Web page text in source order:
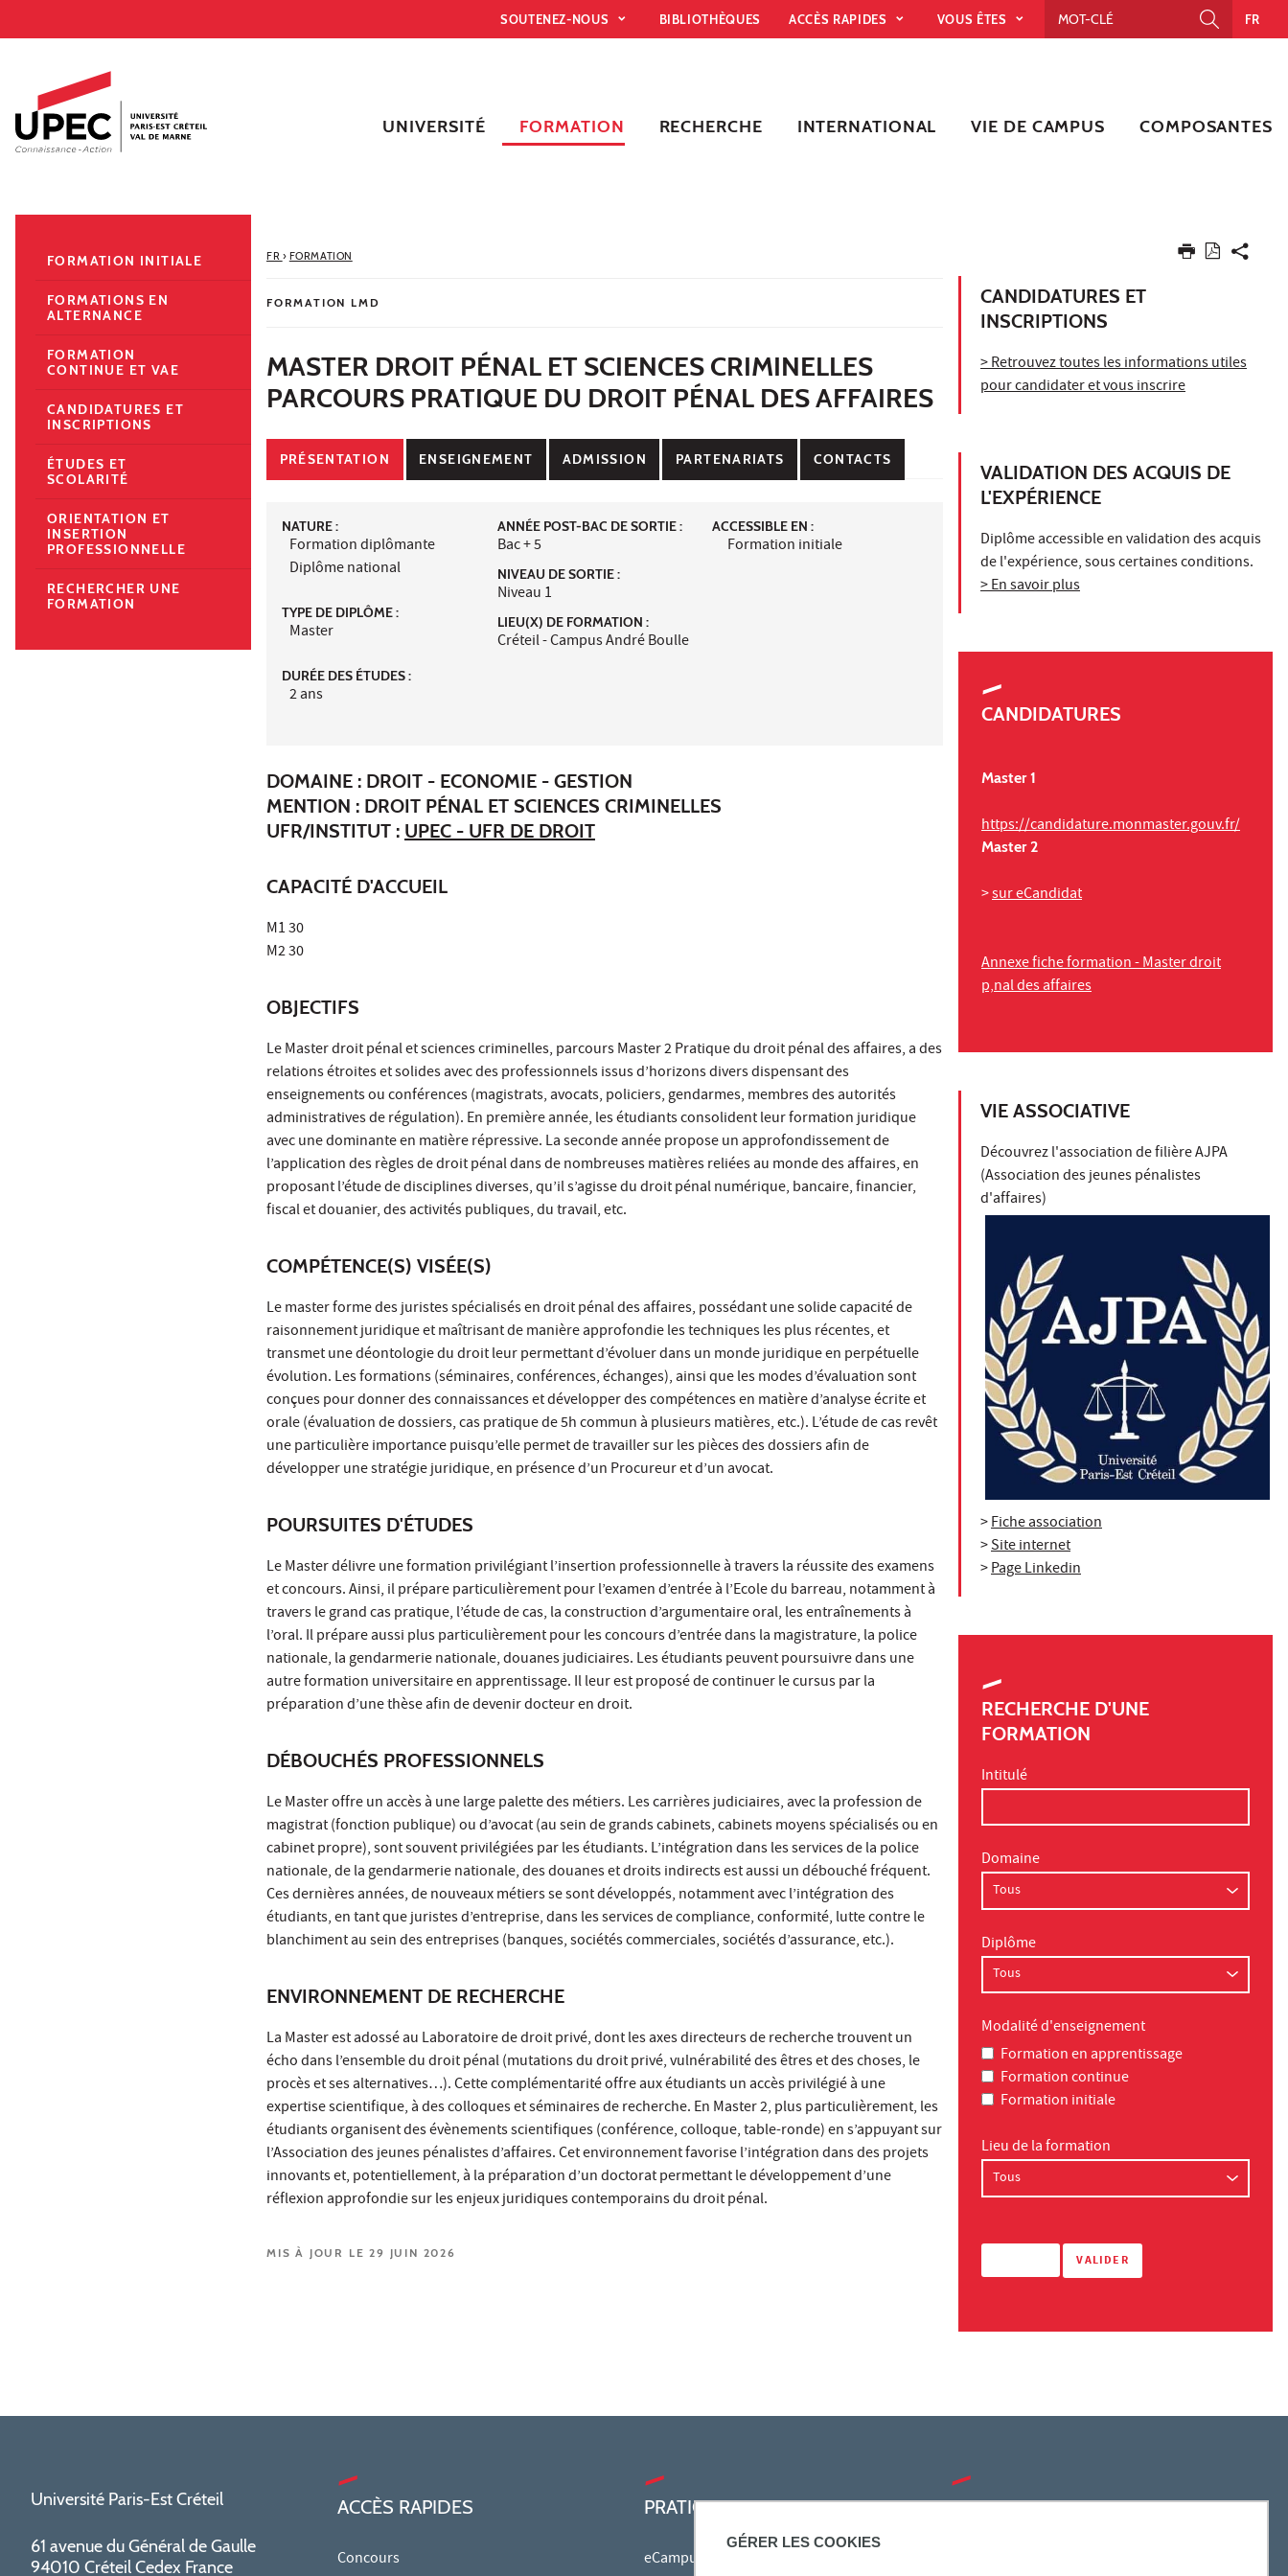
GÉRER LES COOKIES
Accès directs
Recherche
Navigation secondaire
SOUTENEZ-NOUS BIBLIOTHÈQUES ACCÈS RAPIDES VOUS ÊTES FR
UNIVERSITÉ FORMATION RECHERCHE INTERNATIONAL VIE DE CAMPUS COMPOSANTES
FR › FORMATION
FORMATION LMD
MASTER DROIT PÉNAL ET SCIENCES CRIMINELLES
PARCOURS PRATIQUE DU DROIT PÉNAL DES AFFAIRES
PRÉSENTATION ENSEIGNEMENT ADMISSION PARTENARIATS CONTACTS
NATURE :
Formation diplômante
Diplôme national
TYPE DE DIPLÔME :
Master
DURÉE DES ÉTUDES :
2 ans
ANNÉE POST-BAC DE SORTIE :
Bac + 5
NIVEAU DE SORTIE :
Niveau 1
LIEU(X) DE FORMATION :
Créteil - Campus André Boulle
ACCESSIBLE EN :
Formation initiale
DOMAINE : DROIT - ECONOMIE - GESTION
MENTION : DROIT PÉNAL ET SCIENCES CRIMINELLES
UFR/INSTITUT : UPEC - UFR DE DROIT
CAPACITÉ D'ACCUEIL
M1 30
M2 30
OBJECTIFS
Le Master droit pénal et sciences criminelles, parcours Master 2 Pratique du droit pénal des affaires, a des
relations étroites et solides avec des professionnels issus d’horizons divers dispensant des
enseignements ou conférences (magistrats, avocats, policiers, gendarmes, membres des autorités
administratives de régulation). En première année, les étudiants consolident leur formation juridique
avec une dominante en matière répressive. La seconde année propose un approfondissement de
l’application des règles de droit pénal dans de nombreuses matières reliées au monde des affaires, en
proposant l’étude de disciplines diverses, qu’il s’agisse du droit pénal numérique, bancaire, financier,
fiscal et douanier, des activités publiques, du travail, etc.
COMPÉTENCE(S) VISÉE(S)
Le master forme des juristes spécialisés en droit pénal des affaires, possédant une solide capacité de
raisonnement juridique et maîtrisant de manière approfondie les techniques les plus récentes, et
transmet une déontologie du droit leur permettant d’évoluer dans un monde juridique en perpétuelle
évolution. Les formations (séminaires, conférences, échanges), ainsi que les modes d’évaluation sont
conçues pour donner des connaissances et développer des compétences en matière d’analyse écrite et
orale (évaluation de dossiers, cas pratique de 5h commun à plusieurs matières, etc.). L’étude de cas revêt
une particulière importance puisqu’elle permet de travailler sur les pièces des dossiers afin de
développer une stratégie juridique, en présence d’un Procureur et d’un avocat.
POURSUITES D'ÉTUDES
Le Master délivre une formation privilégiant l’insertion professionnelle à travers la réussite des examens
et concours. Ainsi, il prépare particulièrement pour l’examen d’entrée à l’Ecole du barreau, notamment à
travers le grand cas pratique, l’étude de cas, la construction d’argumentaire oral, les entraînements à
l’oral. Il prépare aussi plus particulièrement pour les concours d’entrée dans la magistrature, la police
nationale, la gendarmerie nationale, douanes judiciaires. Les étudiants peuvent poursuivre dans une
autre formation universitaire en apprentissage. Il leur est proposé de continuer le cursus par la
préparation d’une thèse afin de devenir docteur en droit.
DÉBOUCHÉS PROFESSIONNELS
Le Master offre un accès à une large palette des métiers. Les carrières judiciaires, avec la profession de
magistrat (fonction publique) ou d’avocat (au sein de grands cabinets, cabinets moyens spécialisés ou en
cabinet propre), sont souvent privilégiées par les étudiants. L’intégration dans les services de la police
nationale, de la gendarmerie nationale, des douanes et droits indirects est aussi un débouché fréquent.
Ces dernières années, de nouveaux métiers se sont développés, notamment avec l’intégration des
étudiants, en tant que juristes d’entreprise, dans les services de compliance, conformité, lutte contre le
blanchiment au sein des entreprises (banques, sociétés commerciales, sociétés d’assurance, etc.).
ENVIRONNEMENT DE RECHERCHE
La Master est adossé au Laboratoire de droit privé, dont les axes directeurs de recherche trouvent un
écho dans l’ensemble du droit pénal (mutations du droit privé, vulnérabilité des êtres et des choses, le
procès et ses alternatives…). Cette complémentarité offre aux étudiants un accès privilégié à une
expertise scientifique, à des colloques et séminaires de recherche. En Master 2, plus particulièrement, les
étudiants organisent des évènements scientifiques (conférence, colloque, table-ronde) en s’appuyant sur
l’Association des jeunes pénalistes d’affaires. Cet environnement favorise l’intégration dans des projets
innovants et, potentiellement, à la préparation d’un doctorat permettant le développement d’une
réflexion approfondie sur les enjeux juridiques contemporains du droit pénal.
MIS À JOUR LE 29 JUIN 2026
CANDIDATURES ET
INSCRIPTIONS
> Retrouvez toutes les informations utiles
pour candidater et vous inscrire
VALIDATION DES ACQUIS DE
L'EXPÉRIENCE
Diplôme accessible en validation des acquis
de l'expérience, sous certaines conditions.
> En savoir plus
CANDIDATURES
Master 1
https://candidature.monmaster.gouv.fr/
Master 2
>sur eCandidat
Annexe fiche formation - Master droit
p‚nal des affaires
VIE ASSOCIATIVE
Découvrez l'association de filière AJPA
(Association des jeunes pénalistes
d'affaires)
>Fiche association
>Site internet
>Page Linkedin
RECHERCHE D'UNE
FORMATION
Intitulé
Domaine
Diplôme
Modalité d'enseignement
Formation en apprentissage
Formation continue
Formation initiale
Lieu de la formation
FORMATION INITIALE
FORMATIONS EN
ALTERNANCE
FORMATION
CONTINUE ET VAE
CANDIDATURES ET
INSCRIPTIONS
ÉTUDES ET
SCOLARITÉ
ORIENTATION ET
INSERTION
PROFESSIONNELLE
RECHERCHER UNE
FORMATION
Université Paris-Est Créteil
61 avenue du Général de Gaulle
94010 Créteil Cedex France
ACCÈS RAPIDES
Concours
PRATIQUE
eCampus
SUIVEZ-NOUS